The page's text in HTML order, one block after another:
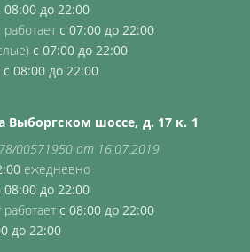
08:00 до 22:00
с 07:00 до 22:00
с 07:00 до 22:00
с 08:00 до 22:00
шоссе, д. 17 к. 1
00571950 от 16.07.2019
ежедневно
08:00 до 22:00
с 08:00 до 22:00
до 22:00